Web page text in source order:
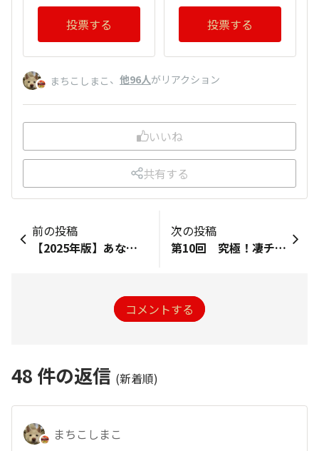
投票する
投票する
まちこしまこ 、 他96人がリアクション
いいね
共有する
前の投稿
【2025年版】あなたの凄麺歴教えて！
次の投稿
第10回 究極！凄チョイス！
コメントする
48 件の返信 (新着順)
まちこしまこ